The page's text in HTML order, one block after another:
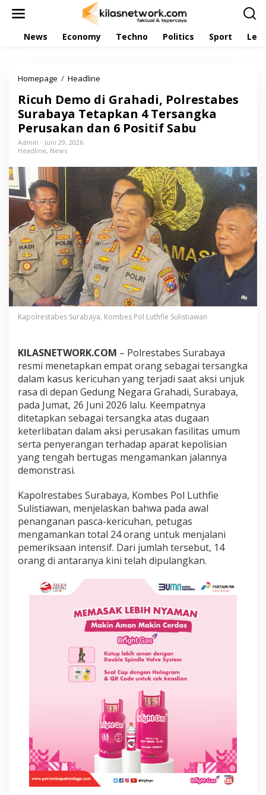
News Economy Techno Politics Sport
Homepage / Headline
c
u
h
D
G
a
h
a
d
i
,
P
o
l
e
a
b
e
s
S
u
r
a
b
y
e
t
p
k
a
n
T
s
a
n
k
P
r
s
a
k
a
a
Ricuh Demo di Grahadi, Polrestabes
Surabaya Tetapkan 4 Tersangka
Perusakan dan 6 Positif Sabu
Admin
Juni 29, 2026
Headline, News
Kapolrestabes Surabaya, Kombes Pol Luthfie Sulistiawan
KILASNETWORK.COM – Polrestabes Surabaya
resmi menetapkan empat orang sebagai tersangka
dalam kasus kericuhan yang terjadi saat aksi unjuk
rasa di depan Gedung Negara Grahadi, Surabaya,
pada Jumat, 26 Juni 2026 lalu. Keempatnya
ditetapkan sebagai tersangka atas dugaan
keterlibatan dalam aksi perusakan fasilitas umum
serta penyerangan terhadap aparat kepolisian
yang tengah bertugas mengamankan jalannya
demonstrasi.
Kapolrestabes Surabaya, Kombes Pol Luthfie
Sulistiawan, menjelaskan bahwa pada awal
penanganan pasca-kericuhan, petugas
mengamankan total 24 orang untuk menjalani
pemeriksaan intensif. Dari jumlah tersebut, 14
orang di antaranya kini telah dipulangkan.